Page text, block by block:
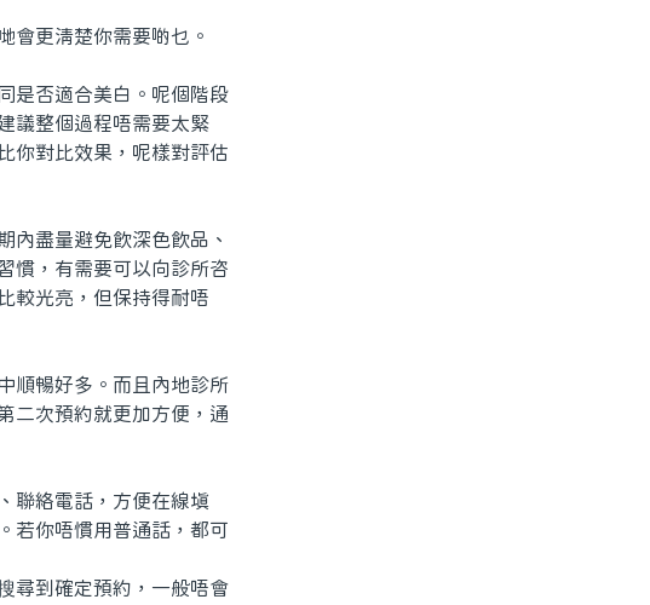
更清楚你需要啲乜。
否適合美白。呢個階段
議整個過程唔需要太緊
你對比效果，呢樣對評估
盡量避免飲深色飲品、
慣，有需要可以向診所咨
較光亮，但保持得耐唔
暢好多。而且內地診所
二次預約就更加方便，通
聯絡電話，方便在線填
若你唔慣用普通話，都可
到確定預約，一般唔會